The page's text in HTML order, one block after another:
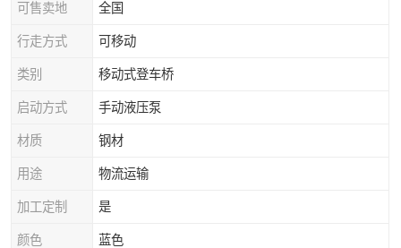
可售卖地 全国
行走方式 可移动
类别 移动式登车桥
启动方式 手动液压泵
材质 钢材
用途 物流运输
加工定制 是
颜色 蓝色